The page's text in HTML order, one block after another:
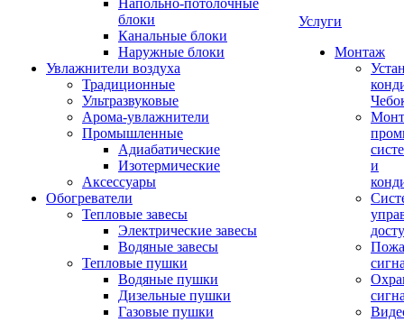
Напольно-потолочные
блоки
Канальные блоки
Наружные блоки
Увлажнители воздуха
Традиционные
Ультразвуковые
Арома-увлажнители
Промышленныe
Адиабатические
Изотермические
Аксессуары
Обогреватели
Тепловые завесы
Электрические завесы
Водяные завесы
Тепловые пушки
Водяные пушки
Дизельные пушки
Газовые пушки
Услуги
Монтаж
и